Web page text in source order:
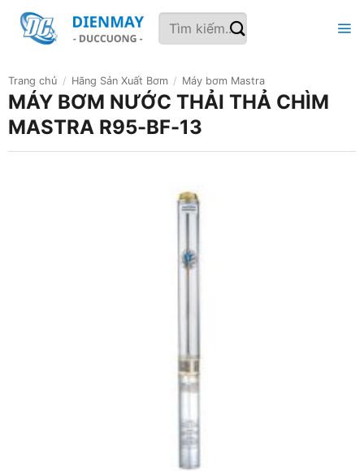
qua
Tìm
kiếm:
Trang chủ / Hãng Sản Xuất Bơm / Máy bơm Mastra
MÁY BƠM NƯỚC THẢI THẢ CHÌM
MASTRA R95-BF-13